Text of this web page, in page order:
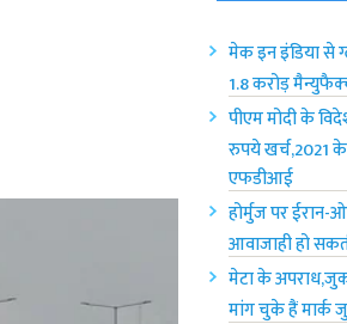
मेक इन इंडिया से
1.8 करोड़
पीएम मोदी के
रुपये खर्च,2021
एफडीआई
होर्मुज पर
आवाजाही हो
मेटा के
मांग चुके हैं मार्क